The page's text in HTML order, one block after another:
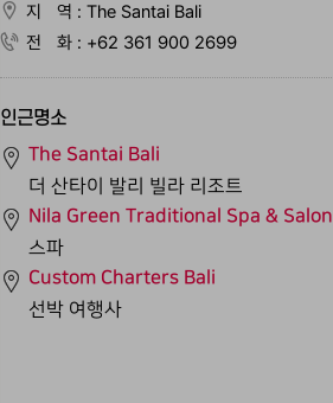
지 역 : The Santai Bali
전 화 : +62 361 900 2699
인근명소
The Santai Bali
더 산타이 발리 빌라 리조트
Nila Green Traditional Spa & Salon
스파
Custom Charters Bali
선박 여행사